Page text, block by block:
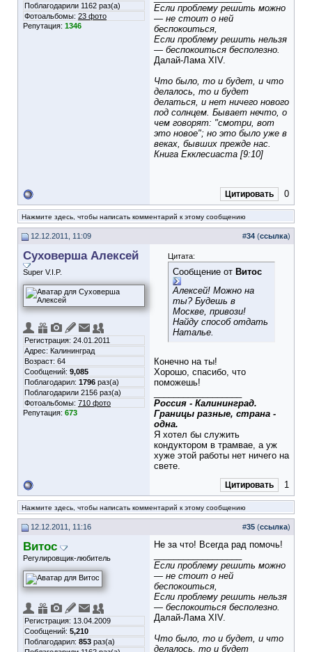
Поблагодарили 1162 раз(а)
Фотоальбомы: 23 фото
Репутация: 1346
Если проблему решить можно
— не стоит о ней
беспокоиться,
Если проблему решить нельзя
— беспокоиться бесполезно.
Далай-Лама XIV.
Что было, то и будет, и что
делалось, то и будет
делаться, и нет ничего нового
под солнцем. Бывает нечто, о
чем говорят: "смотри, вот
это новое"; но это было уже в
веках, бывших прежде нас.
Книга Екклесиаста [9:10]
Цитировать 0
Нажмите здесь, чтобы написать комментарий к этому сообщению
12.12.2011, 11:09 #34 (ссылка)
Суховерша Алексей
Super V.I.P.
Регистрация: 24.01.2011
Адрес: Калининград
Возраст: 64
Сообщений: 9,085
Поблагодарил: 1796 раз(а)
Поблагодарили 2156 раз(а)
Фотоальбомы: 710 фото
Репутация: 673
Цитата:
Сообщение от Витос
Алексей! Можно на
ты? Будешь в
Москве, привози!
Найду способ отдать
Наталье.
Конечно на ты!
Хорошо, спасибо, что
поможешь!
Россия - Калининград.
Границы разные, страна -
одна.
Я хотел бы служить
кондуктором в трамвае, а уж
хуже этой работы нет ничего на
свете.
Цитировать 1
Нажмите здесь, чтобы написать комментарий к этому сообщению
12.12.2011, 11:16 #35 (ссылка)
Витос
Регулировщик-любитель
Регистрация: 13.04.2009
Сообщений: 5,210
Поблагодарил: 853 раз(а)
Не за что! Всегда рад помочь!
Если проблему решить можно
— не стоит о ней
беспокоиться,
Если проблему решить нельзя
— беспокоиться бесполезно.
Далай-Лама XIV.
Что было, то и будет, и что
делалось, то и будет